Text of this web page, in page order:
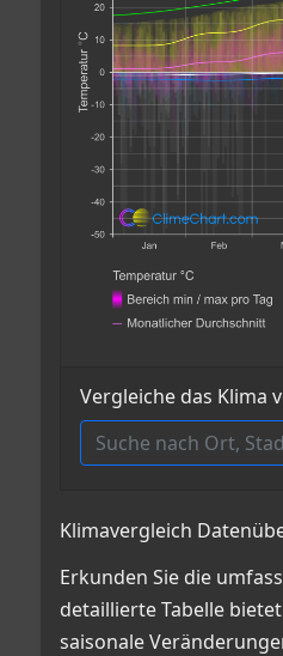
Vergleiche das Klima
Klimavergleich
Erkunden Sie die
detaillierte Tabelle
saisonale